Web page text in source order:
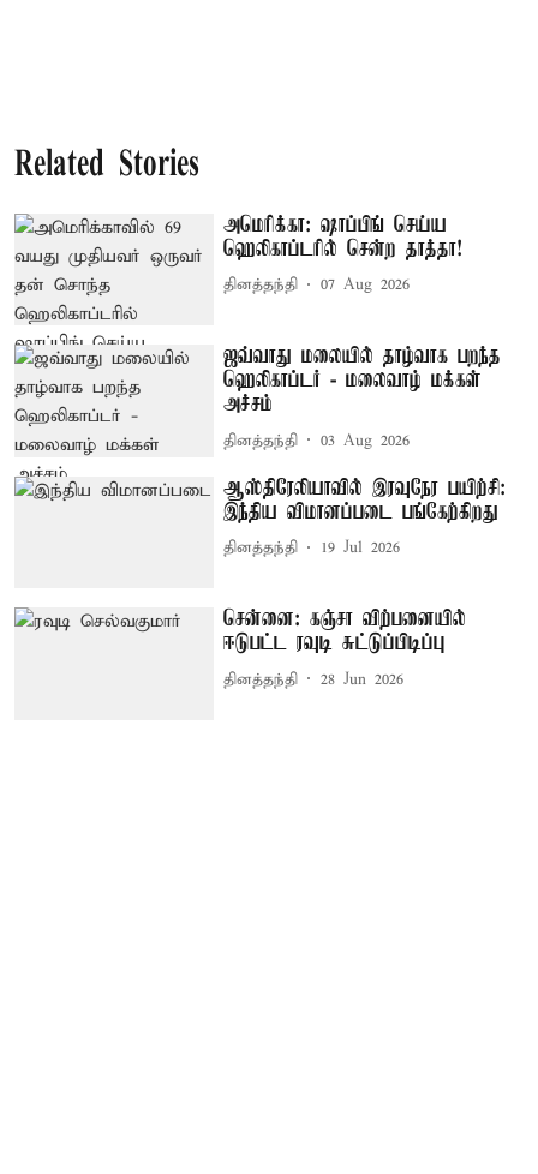
Related Stories
அமெரிக்கா: ஷாப்பிங் செய்ய
ஹெலிகாப்டரில் சென்ற தாத்தா!
தினத்தந்தி 07 Aug 2026
ஜவ்வாது மலையில் தாழ்வாக பறந்த
ஹெலிகாப்டர் - மலைவாழ் மக்கள்
அச்சம்
தினத்தந்தி 03 Aug 2026
ஆஸ்திரேலியாவில் இரவுநேர பயிற்சி:
இந்திய விமானப்படை பங்கேற்கிறது
தினத்தந்தி 19 Jul 2026
சென்னை: கஞ்சா விற்பனையில்
ஈடுபட்ட ரவுடி சுட்டுப்பிடிப்பு
தினத்தந்தி 28 Jun 2026